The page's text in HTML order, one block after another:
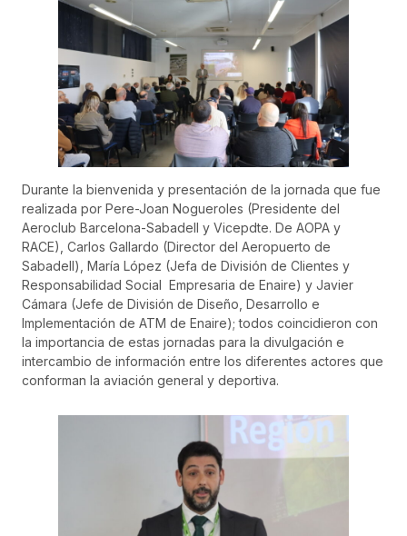
Durante la bienvenida y presentación de la jornada que fue
realizada por Pere-Joan Nogueroles (Presidente del
Aeroclub Barcelona-Sabadell y Vicepdte. De AOPA y
RACE), Carlos Gallardo (Director del Aeropuerto de
Sabadell), María López (Jefa de División de Clientes y
Responsabilidad Social Empresaria de Enaire) y Javier
Cámara (Jefe de División de Diseño, Desarrollo e
Implementación de ATM de Enaire); todos coincidieron con
la importancia de estas jornadas para la divulgación e
intercambio de información entre los diferentes actores que
conforman la aviación general y deportiva.